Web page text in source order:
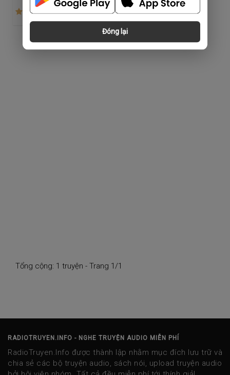
Đóng lại
Tổng cộng: 1 truyện - Trang 1/1
RADIOTRUYEN.INFO - NGHE TRUYỆN AUDIO MIỄN PHÍ
RadioTruyen.Info được thành lập nhằm mục đích lưu trữ và
chia sẻ các bộ truyện audio, sách nói, upload truyện audio